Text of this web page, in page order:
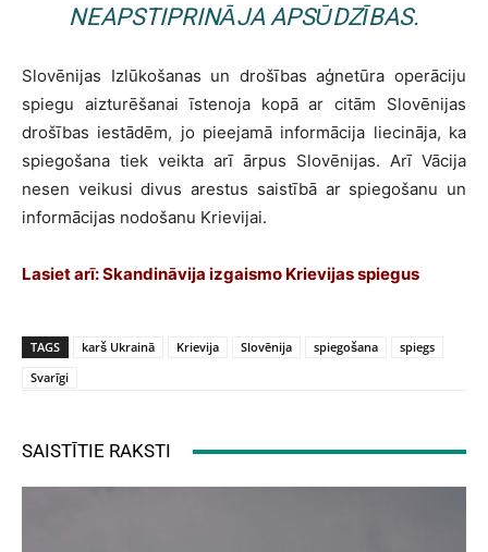
NEAPSTIPRINĀJA APSŪDZĪBAS.
Slovēnijas Izlūkošanas un drošības aģnetūra operāciju
spiegu aizturēšanai īstenoja kopā ar citām Slovēnijas
drošības iestādēm, jo pieejamā informācija liecināja, ka
spiegošana tiek veikta arī ārpus Slovēnijas. Arī Vācija
nesen veikusi divus arestus saistībā ar spiegošanu un
informācijas nodošanu Krievijai.
Lasiet arī: Skandināvija izgaismo Krievijas spiegus
TAGS karš Ukrainā Krievija Slovēnija spiegošana
spiegs
Svarīgi
SAISTĪTIE RAKSTI